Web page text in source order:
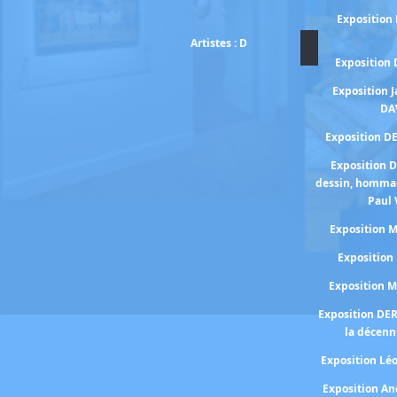
Exposition
Artistes : D
Exposition
Exposition
Exposition
Exposition
dessin,
Paul
Exposition
Exposition
Exposition
Exposition
la
Exposition
Exposition